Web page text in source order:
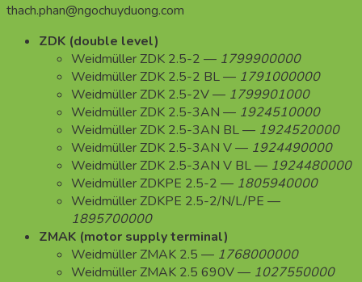
thach.phan@ngochuyduong.com
ZDK (double level)
Weidmüller ZDK 2.5-2 — 1799900000
Weidmüller ZDK 2.5-2 BL — 1791000000
Weidmüller ZDK 2.5-2V — 1799901000
Weidmüller ZDK 2.5-3AN — 1924510000
Weidmüller ZDK 2.5-3AN BL — 1924520000
Weidmüller ZDK 2.5-3AN V — 1924490000
Weidmüller ZDK 2.5-3AN V BL — 1924480000
Weidmüller ZDKPE 2.5-2 — 1805940000
Weidmüller ZDKPE 2.5-2/N/L/PE —
1895700000
ZMAK (motor supply terminal)
Weidmüller ZMAK 2.5 — 1768000000
Weidmüller ZMAK 2.5 690V — 1027550000